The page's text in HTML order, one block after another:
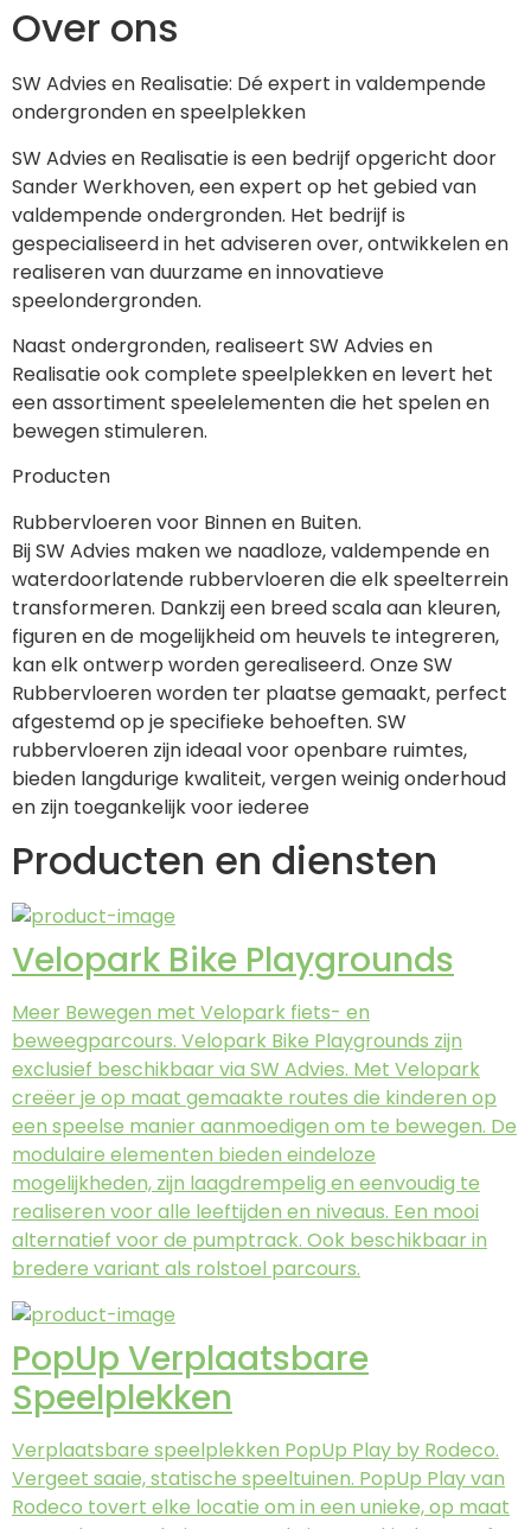
Over ons
SW Advies en Realisatie: Dé expert in valdempende
ondergronden en speelplekken
SW Advies en Realisatie is een bedrijf opgericht door
Sander Werkhoven, een expert op het gebied van
valdempende ondergronden. Het bedrijf is
gespecialiseerd in het adviseren over, ontwikkelen en
realiseren van duurzame en innovatieve
speelondergronden.
Naast ondergronden, realiseert SW Advies en
Realisatie ook complete speelplekken en levert het
een assortiment speelelementen die het spelen en
bewegen stimuleren.
Producten
Rubbervloeren voor Binnen en Buiten.
Bij SW Advies maken we naadloze, valdempende en
waterdoorlatende rubbervloeren die elk speelterrein
transformeren. Dankzij een breed scala aan kleuren,
figuren en de mogelijkheid om heuvels te integreren,
kan elk ontwerp worden gerealiseerd. Onze SW
Rubbervloeren worden ter plaatse gemaakt, perfect
afgestemd op je specifieke behoeften. SW
rubbervloeren zijn ideaal voor openbare ruimtes,
bieden langdurige kwaliteit, vergen weinig onderhoud
en zijn toegankelijk voor iederee
Producten en diensten
Velopark Bike Playgrounds
Meer Bewegen met Velopark fiets- en
beweegparcours. Velopark Bike Playgrounds zijn
exclusief beschikbaar via SW Advies. Met Velopark
creëer je op maat gemaakte routes die kinderen op
een speelse manier aanmoedigen om te bewegen. De
modulaire elementen bieden eindeloze
mogelijkheden, zijn laagdrempelig en eenvoudig te
realiseren voor alle leeftijden en niveaus. Een mooi
alternatief voor de pumptrack. Ook beschikbaar in
bredere variant als rolstoel parcours.
PopUp Verplaatsbare
Speelplekken
Verplaatsbare speelplekken PopUp Play by Rodeco.
Vergeet saaie, statische speeltuinen. PopUp Play van
Rodeco tovert elke locatie om in een unieke, op maat